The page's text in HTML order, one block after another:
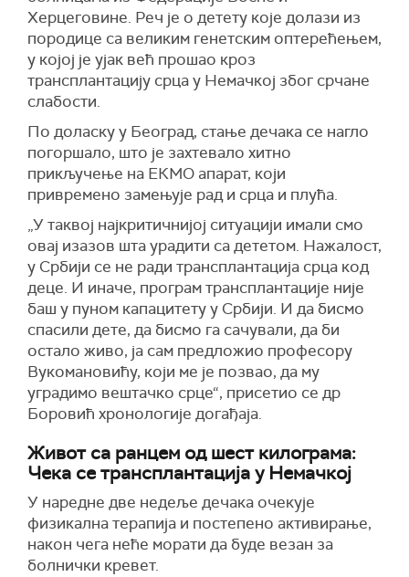
Херцеговине. Реч је о детету које долази из
породице са великим генетским оптерећењем,
у којој је ујак већ прошао кроз
трансплантацију срца у Немачкој због срчане
слабости.
По доласку у Београд, стање дечака се нагло
погоршало, што је захтевало хитно
прикључење на ЕКМО апарат, који
привремено замењује рад и срца и плућа.
„У таквој најкритичнијој ситуацији имали смо
овај изазов шта урадити са дететом. Нажалост,
у Србији се не ради трансплантација срца код
деце. И иначе, програм трансплантације није
баш у пуном капацитету у Србији. И да бисмо
спасили дете, да бисмо га сачували, да би
остало живо, ја сам предложио професору
Вукомановићу, који ме је позвао, да му
уградимо вештачко срце“, присетио се др
Боровић хронологије догађаја.
Живот са ранцем од шест килограма:
Чека се трансплантација у Немачкој
У наредне две недеље дечака очекује
физикална терапија и постепено активирање,
након чега неће морати да буде везан за
болнички кревет.